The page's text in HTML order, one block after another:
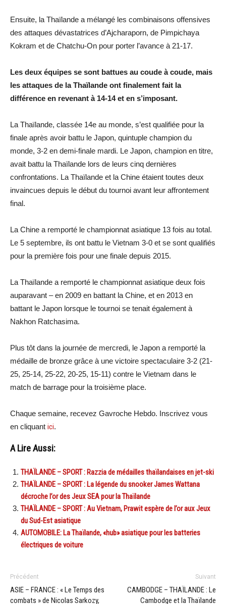
Ensuite, la Thaïlande a mélangé les combinaisons offensives
des attaques dévastatrices d’Ajcharaporn, de Pimpichaya
Kokram et de Chatchu-On pour porter l’avance à 21-17.
Les deux équipes se sont battues au coude à coude, mais
les attaques de la Thaïlande ont finalement fait la
différence en revenant à 14-14 et en s’imposant.
La Thaïlande, classée 14e au monde, s’est qualifiée pour la
finale après avoir battu le Japon, quintuple champion du
monde, 3-2 en demi-finale mardi. Le Japon, champion en titre,
avait battu la Thaïlande lors de leurs cinq dernières
confrontations. La Thaïlande et la Chine étaient toutes deux
invaincues depuis le début du tournoi avant leur affrontement
final.
La Chine a remporté le championnat asiatique 13 fois au total.
Le 5 septembre, ils ont battu le Vietnam 3-0 et se sont qualifiés
pour la première fois pour une finale depuis 2015.
La Thaïlande a remporté le championnat asiatique deux fois
auparavant – en 2009 en battant la Chine, et en 2013 en
battant le Japon lorsque le tournoi se tenait également à
Nakhon Ratchasima.
Plus tôt dans la journée de mercredi, le Japon a remporté la
médaille de bronze grâce à une victoire spectaculaire 3-2 (21-
25, 25-14, 25-22, 20-25, 15-11) contre le Vietnam dans le
match de barrage pour la troisième place.
Chaque semaine, recevez Gavroche Hebdo. Inscrivez vous
en cliquant ici.
A Lire Aussi:
THAÏLANDE – SPORT : Razzia de médailles thaïlandaises en jet-ski
THAÏLANDE – SPORT : La légende du snooker James Wattana
décroche l’or des Jeux SEA pour la Thaïlande
THAÏLANDE – SPORT : Au Vietnam, Prawit espère de l’or aux Jeux
du Sud-Est asiatique
AUTOMOBILE: La Thaïlande, «hub» asiatique pour les batteries
électriques de voiture
Précédent
ASIE – FRANCE : « Le Temps des
combats » de Nicolas Sarkozy,
Suivant
CAMBODGE – THAÏLANDE : Le
Cambodge et la Thaïlande